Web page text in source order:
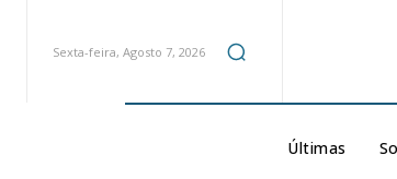
Sexta-feira, Agosto 7, 2026
Últimas